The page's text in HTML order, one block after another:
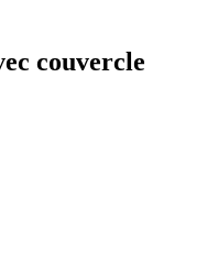
couvercle